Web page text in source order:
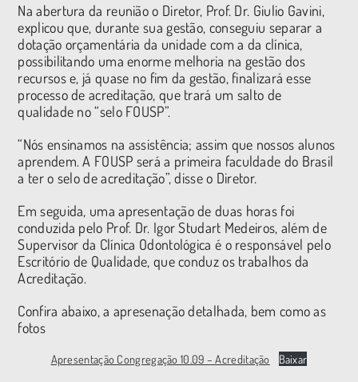
Na abertura da reunião o Diretor, Prof. Dr. Giulio Gavini,
explicou que, durante sua gestão, conseguiu separar a
dotação orçamentária da unidade com a da clínica,
possibilitando uma enorme melhoria na gestão dos
recursos e, já quase no fim da gestão, finalizará esse
processo de acreditação, que trará um salto de
qualidade no “selo FOUSP”.
“Nós ensinamos na assistência; assim que nossos alunos
aprendem. A FOUSP será a primeira faculdade do Brasil
a ter o selo de acreditação”, disse o Diretor.
Em seguida, uma apresentação de duas horas foi
conduzida pelo Prof. Dr. Igor Studart Medeiros, além de
Supervisor da Clínica Odontológica é o responsável pelo
Escritório de Qualidade, que conduz os trabalhos da
Acreditação.
Confira abaixo, a apresenação detalhada, bem como as
fotos
Apresentação Congregação 10.09 – Acreditação Baixar